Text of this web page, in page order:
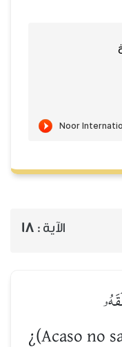
الآية : 18
¿(Acaso no